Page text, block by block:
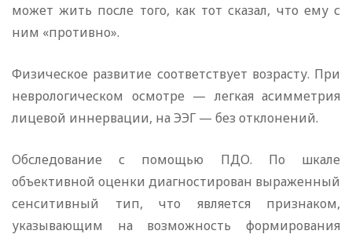
может жить после того, как тот сказал, что ему с
ним «противно».
Физическое развитие соответствует возрасту. При
неврологическом осмотре — легкая асимметрия
лицевой иннервации, на ЭЭГ — без отклонений.
Обследование с помощью ПДО. По шкале
объективной оценки диагностирован выраженный
сенситивный тип, что является признаком,
указывающим на возможность формирования